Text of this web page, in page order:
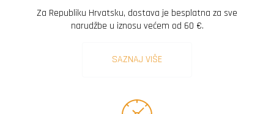
Za Republiku Hrvatsku, dostava je besplatna za sve
narudžbe u iznosu većem od 60 €.
SAZNAJ VIŠE